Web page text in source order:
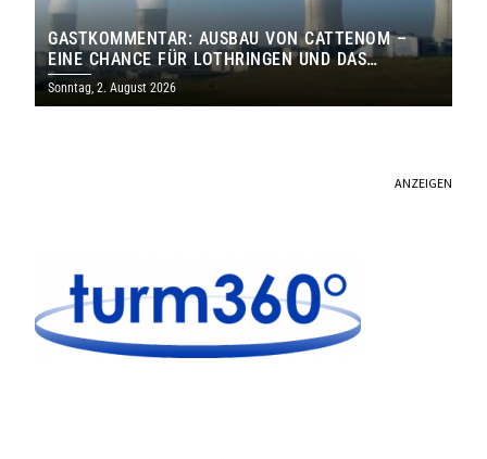
GASTKOMMENTAR: AUSBAU VON CATTENOM –
EINE CHANCE FÜR LOTHRINGEN UND DAS
SAARLAND
Sonntag, 2. August 2026
ANZEIGEN